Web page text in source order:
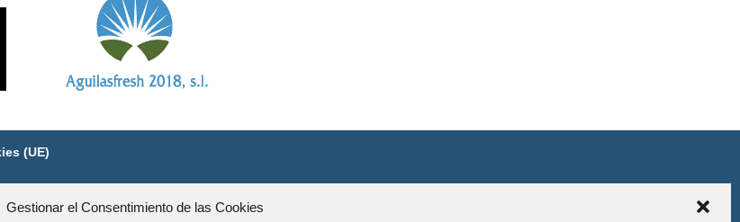
Gestionar el Consentimiento de las Cookies
(UE)